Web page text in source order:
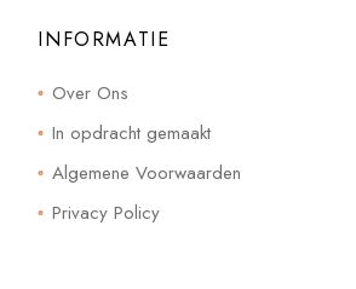
INFORMATIE
Over Ons
In opdracht gemaakt
Algemene Voorwaarden
Privacy Policy